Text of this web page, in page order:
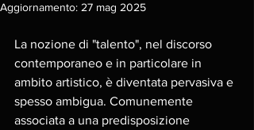
Aggiornamento: 27 mag 2025
La nozione di "talento", nel discorso
contemporaneo e in particolare in
ambito artistico, è diventata pervasiva e
spesso ambigua. Comunemente
associata a una predisposizione